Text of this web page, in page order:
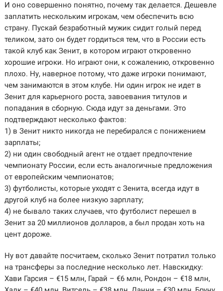
И оно совершенно понятно, почему так делается. Дешевле
заплатить нескольким игрокам, чем обеспечить всю
страну. Пускай безработный мужик сидит голый перед
теликом, зато он будет гордиться тем, что в России есть
такой клуб как Зенит, в котором играют откровенно
хорошие игроки. Но играют они, к сожалению, откровенно
плохо. Ну, наверное потому, что даже игроки понимают,
чем занимаются в этом клубе. Ни один игрок не идет в
Зенит для карьерного роста, завоевания титулов и
попадания в сборную. Сюда идут за деньгами. Это
подтверждают несколько фактов:
1) в Зенит никто никогда не перебирался с понижением
зарплаты;
2) ни один свободный агент не отдает предпочтение
чемпионату России, если есть аналогичные предложения
от европейским чемпионатов;
3) футболисты, которые уходят с Зенита, всегда идут в
другой клуб на более низкую зарплату;
4) не бывало таких случаев, что футболист перешел в
Зенит за 20 миллионов долларов, а был продан хоть на
цент дороже.
Ну вот давайте посчитаем, сколько Зенит потратил только
на трансферы за последние несколько лет. Навскидку:
Хави Гарсия – €15 млн, Гарай – €6 млн, Рондон – €18 млн,